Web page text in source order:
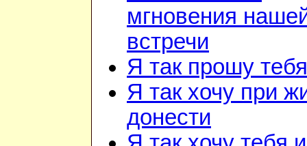
мгновения
встречи
Я так прошу тебя
Я так хочу при
донести